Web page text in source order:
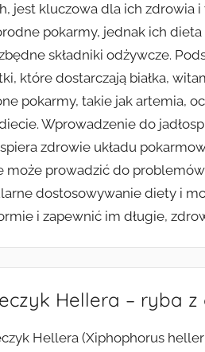
jest kluczowa dla ich zdrowia
pokarmy, jednak ich
składniki odżywcze.
które dostarczają białka,
pokarmy, takie jak artemia,
Wprowadzenie do
zdrowie układu
może prowadzić do
dostosowywanie diety i
i zapewnić im długie,
Hellera – ryba
Hellera (Xiphophorus